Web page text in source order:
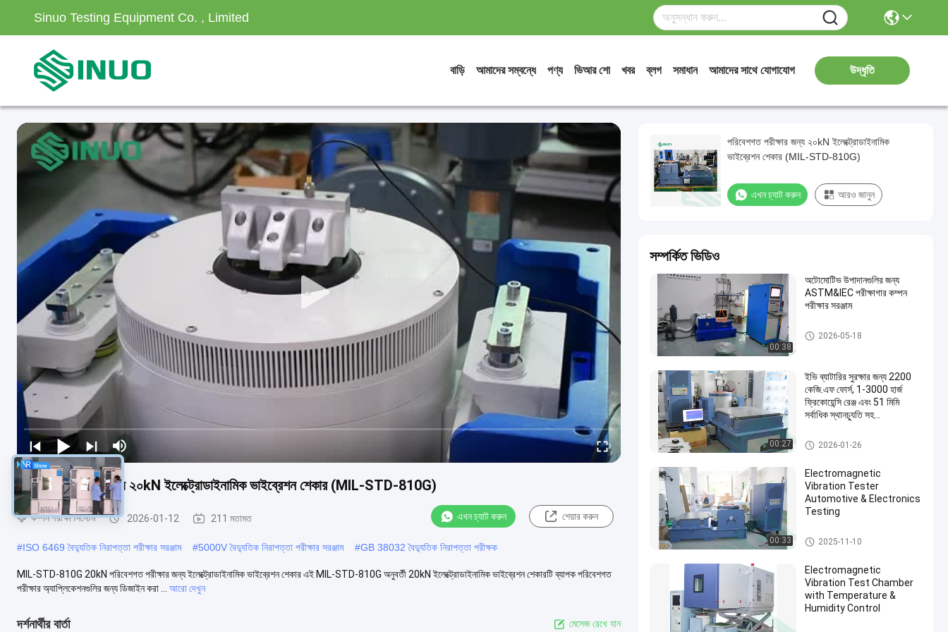
Sinuo Testing Equipment Co. , Limited
বাড়ি আমাদের সম্বন্ধে পণ্য ভিআর শো খবর ব্লগ সমাধান আমাদের সাথে যোগাযোগ উদ্ধৃতি
পরিবেশগত পরীক্ষার জন্য ২০kN ইলেক্ট্রোডাইনামিক ভাইব্রেশন শেকার (MIL-STD-810G)
কম্পন পরীক্ষা সিস্টেম 2026-01-12 211 মতামত এখন চ্যাট করুন শেয়ার করুন
#ISO 6469 বৈদ্যুতিক নিরাপত্তা পরীক্ষার সরঞ্জাম #5000V বৈদ্যুতিক নিরাপত্তা পরীক্ষার সরঞ্জাম #GB 38032 বৈদ্যুতিক নিরাপত্তা পরীক্ষক
MIL-STD-810G 20kN পরিবেশগত পরীক্ষার জন্য ইলেক্ট্রোডাইনামিক ভাইব্রেশন শেকার এই MIL-STD-810G অনুবর্তী 20kN ইলেক্ট্রোডাইনামিক ভাইব্রেশন শেকারটি ব্যাপক পরিবেশগত
পরীক্ষার অ্যাপ্লিকেশনগুলির জন্য ডিজাইন করা ...
আরো দেখুন
দর্শনার্থীর বার্তা মেসেজ রেখে যান
পরিবেশগত পরীক্ষার জন্য ২০kN ইলেক্ট্রোডাইনামিক
ভাইব্রেশন শেকার (MIL-STD-810G)
এখন চ্যাট করুন আরও জানুন
সম্পর্কিত ভিডিও
00:38
অটোমোটিভ উপাদানগুলির জন্য
ASTM&IEC পরীক্ষাগার কম্পন
পরীক্ষার সরঞ্জাম
কম্পন পরীক্ষা সিস্টেম
2026-05-18
00:27
ইভি ব্যাটারির সুরক্ষার জন্য 2200
কেজি.এফ ফোর্স, 1-3000 হার্জ
ফ্রিকোয়েন্সি রেঞ্জ এবং 51 মিমি
সর্বাধিক স্থানচ্যুতি সহ
মেশিন
বৈদ্যুতিক যানবাহন পরীক্ষার সরঞ্জাম
2026-01-26
00:33
Electromagnetic
Vibration Tester
Automotive & Electronics
Testing
বৈদ্যুতিক যানবাহন পরীক্ষার সরঞ্জাম
2025-11-10
Electromagnetic
Vibration Test Chamber
with Temperature &
Humidity Control